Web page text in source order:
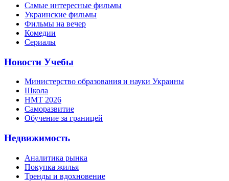
Самые интересные фильмы
Украинские фильмы
Фильмы на вечер
Комедии
Сериалы
Новости Учебы
Министерство образования и науки Украины
Школа
НМТ 2026
Саморазвитие
Обучение за границей
Недвижимость
Аналитика рынка
Покупка жилья
Тренды и вдохновение